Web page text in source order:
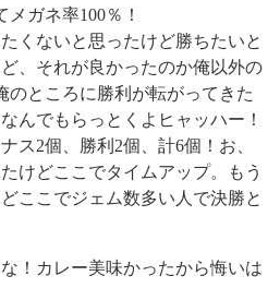
ガネ率100％！
くないと思ったけど勝ちたいと
、それが良かったのか俺以外の
のところに勝利が転がってきた
んでもらっとくよヒャッハー！
ス2個、勝利2個、計6個！お、
けどここでタイムアップ。もう
ここでジェム数多い人で決勝と
！カレー美味かったから悔いは